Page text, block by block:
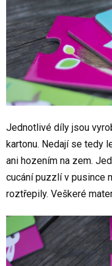
Jednotlivé díly jsou
kartonu. Nedají se tedy
ani hozením na zem.
cucání puzzlí v pusince
roztřepily. Veškeré